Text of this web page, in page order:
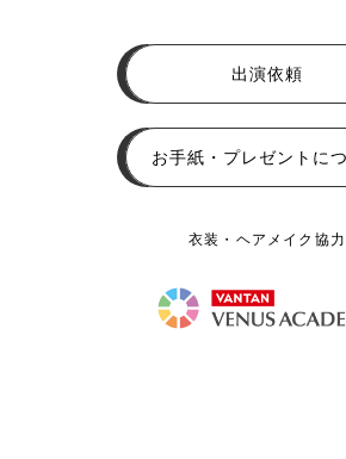
出演依頼
お手紙・プレゼントに
衣装・ヘアメイク協力